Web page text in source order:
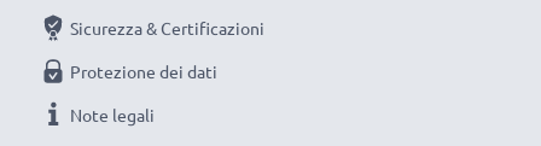
Sicurezza & Certificazioni
Protezione dei dati
Note legali